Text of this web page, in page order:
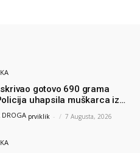
gotovo 690 grama
uhapsila muškarca iz
DROGA prviklik - 7 Augusta, 2026